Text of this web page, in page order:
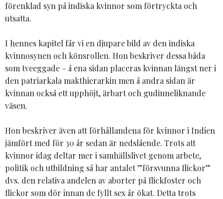
förenklad syn på indiska kvinnor som förtryckta och
utsatta.
I hennes kapitel får vi en djupare bild av den indiska
kvinnosynen och könsrollen. Hon beskriver dessa båda
som tveeggade – å ena sidan placeras kvinnan längst ner i
den patriarkala makthierarkin men å andra sidan är
kvinnan också ett upphöjt, ärbart och gudinneliknande
väsen.
Hon beskriver även att förhållandena för kvinnor i Indien
jämfört med för 30 år sedan är nedslående. Trots att
kvinnor idag deltar mer i samhällslivet genom arbete,
politik och utbildning så har antalet ”försvunna flickor”
dvs. den relativa andelen av aborter på flickfoster och
flickor som dör innan de fyllt sex år ökat. Detta trots